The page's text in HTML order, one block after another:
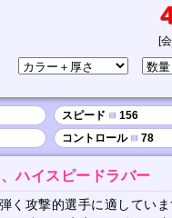
[
スピード ■ 156
コントロール ■ 78
ハイスピードラバー
く攻撃的選手に適していま